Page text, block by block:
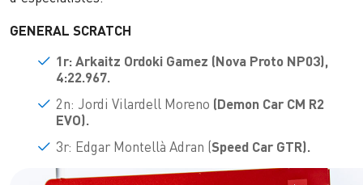
GENERAL SCRATCH
1r: Arkaitz Ordoki Gamez (Nova Proto NP03),
4:22.967.
2n: Jordi Vilardell Moreno (Demon Car CM R2
EVO).
3r: Edgar Montellà Adran (Speed Car GTR).